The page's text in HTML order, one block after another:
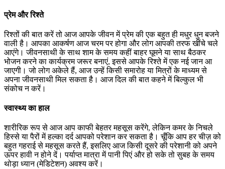
प्रेम और रिश्ते
रिश्तों की बात करें तो आज आपके जीवन में प्रेम की एक बहुत ही मधुर धुन बजने
वाली है। आपका आकर्षण आज चरम पर होगा और लोग आपकी तरफ खींचे चले
आएंगे। जीवनसाथी के साथ शाम के समय कहीं बाहर घूमने या साथ बैठकर
भोजन करने का कार्यक्रम जरूर बनाएं, इससे आपके रिश्ते में एक नई जान आ
जाएगी। जो लोग अकेले हैं, आज उन्हें किसी समारोह या मित्रों के माध्यम से
अपना जीवनसाथी मिल सकता है। आज दिल की बात कहने में बिल्कुल भी
संकोच न करें।
स्वास्थ्य का हाल
शारीरिक रूप से आज आप काफी बेहतर महसूस करेंगे, लेकिन कमर के निचले
हिस्से या पैरों में हल्का दर्द आपको परेशान कर सकता है। चूँकि आप हर चीज़ को
बहुत गहराई से महसूस करते हैं, इसलिए आज किसी दूसरे की परेशानी को अपने
ऊपर हावी न होने दें। पर्याप्त मात्रा में पानी पिएं और हो सके तो सुबह के समय
थोड़ा ध्यान (मेडिटेशन) अवश्य करें।